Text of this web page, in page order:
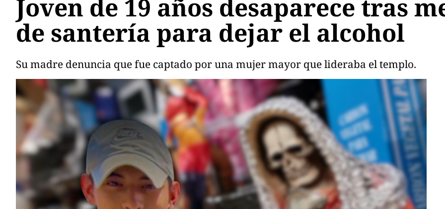
Joven de 19 años desaparece tras
de santería para dejar el alcohol
Su madre denuncia que fue captado por una mujer mayor que lideraba el templo.